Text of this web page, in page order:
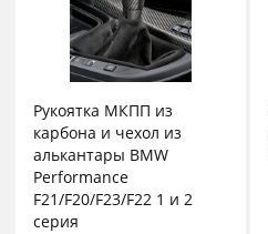
Рукоятка МКПП из
карбона и чехол из
алькантары BMW
Performance
F21/F20/F23/F22 1 и 2
серия